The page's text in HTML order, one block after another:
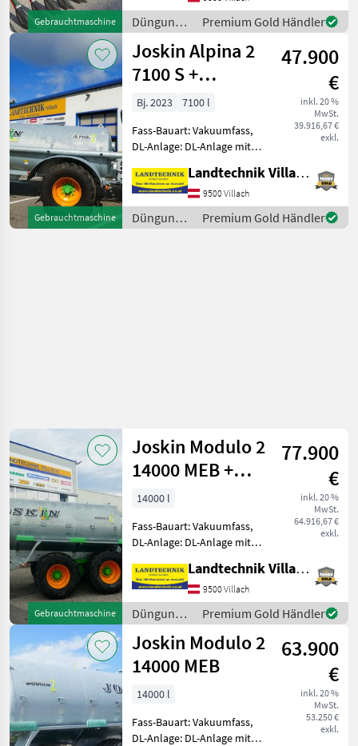
Gebrauchtmaschine
autom. Schmierung, Öko-
Siphonabscheider, V
Düngung
und
Beregnung
/ Joskin
Premium Gold Händler
Gebrauchtmaschine
Joskin Alpina 2
7100 S +
Schleppschuhverteiler
47.900
€
inkl. 20 %
MwSt.
39.916,67 €
exkl.
Bj. 2023
7100 l
Fass-Bauart: Vakuumfass,
DL-Anlage: DL-Anlage mit
Bremsen, Breitverteiler,
Schleppschlauchverteiler,
Druckluftbremse,
Füllstandsanzeiger mit
Landtechnik Villach GmbH
9500 Villach
Düngung
und
Premium Gold Händler
Gebrauchtmaschine
Joskin Modulo 2
14000 MEB +
Pendislide
105/42 PS1
77.900
€
inkl. 20 %
MwSt.
64.916,67 €
exkl.
14000 l
Fass-Bauart: Vakuumfass,
DL-Anlage: DL-Anlage mit
Schleppschlauchverteiler,
hydr. Stützfuß, gefedertes
Achsaggregat, hydr.
sperrbare Achse,
Druckluftbrems
Landtechnik Villach GmbH
9500 Villach
Düngung
und
Beregnung
/ Joskin
Premium Gold Händler
Joskin Modulo 2
14000 MEB
63.900
€
inkl. 20 %
MwSt.
53.250 €
exkl.
14000 l
Fass-Bauart: Vakuumfass,
DL-Anlage: DL-Anlage mit